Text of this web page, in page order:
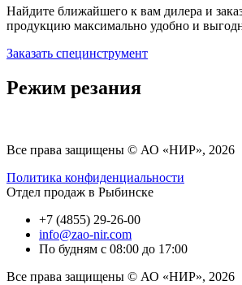
Найдите ближайшего к вам дилера и
продукцию максимально удобно и
Заказать специнструмент
Режим резания
Все права защищены © АО «НИР», 2026
Политика конфиденциальности
Отдел продаж в Рыбинске
+7 (4855) 29-26-00
info@zao-nir.com
По будням с 08:00 до 17:00
Все права защищены © АО «НИР», 2026